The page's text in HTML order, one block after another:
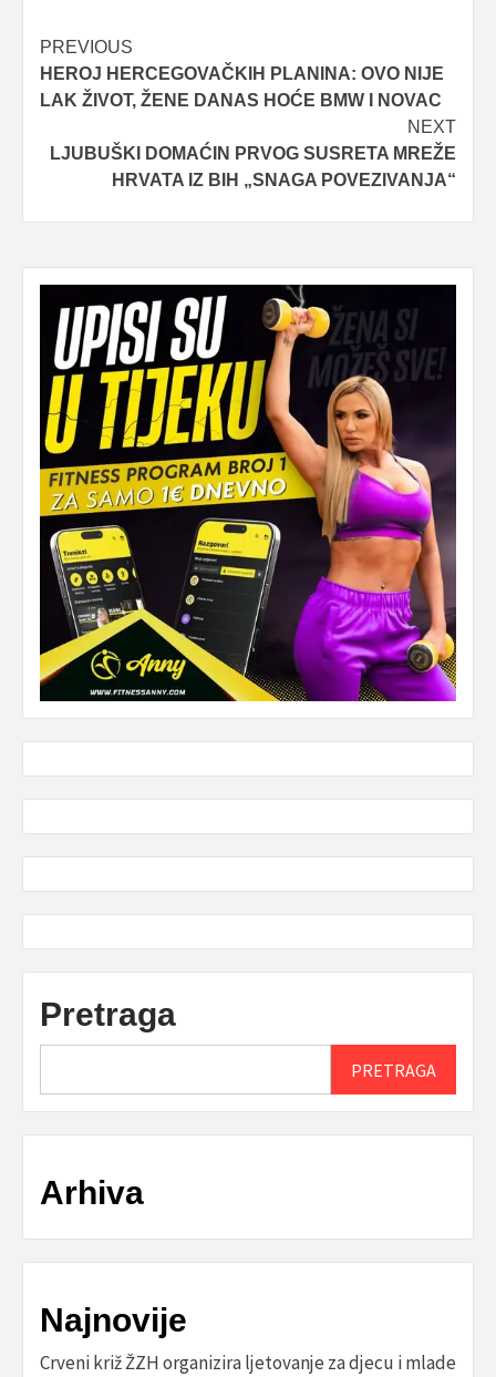
Post
navigation
PREVIOUS
HEROJ HERCEGOVAČKIH PLANINA: OVO NIJE
LAK ŽIVOT, ŽENE DANAS HOĆE BMW I NOVAC
NEXT
LJUBUŠKI DOMAĆIN PRVOG SUSRETA MREŽE
HRVATA IZ BIH „SNAGA POVEZIVANJA“
Pretraga
PRETRAGA
Arhiva
Najnovije
Crveni križ ŽZH organizira ljetovanje za djecu i mlade